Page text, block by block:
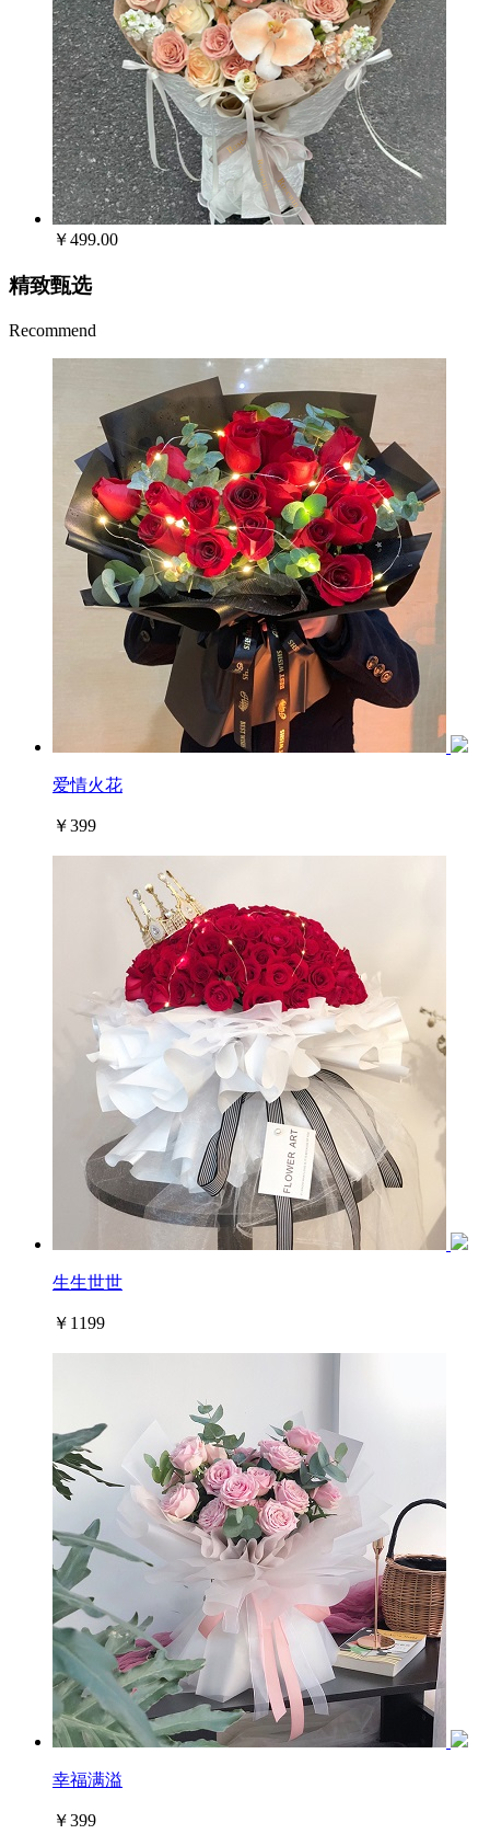
￥499.00
精致甄选
Recommend
爱情火花
￥399
生生世世
￥1199
幸福满溢
￥399